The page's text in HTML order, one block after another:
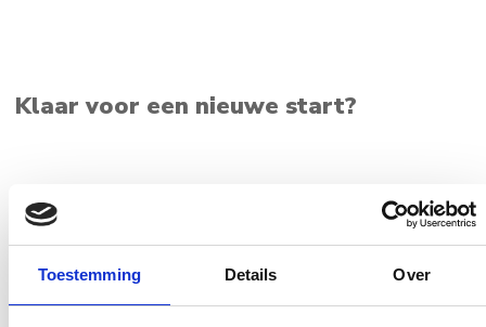
Toestemming Details Over
Klaar voor een nieuwe start?
Willen jullie weten hoe je de woning na de
scheiding op een eerlijke en financieel gezonde